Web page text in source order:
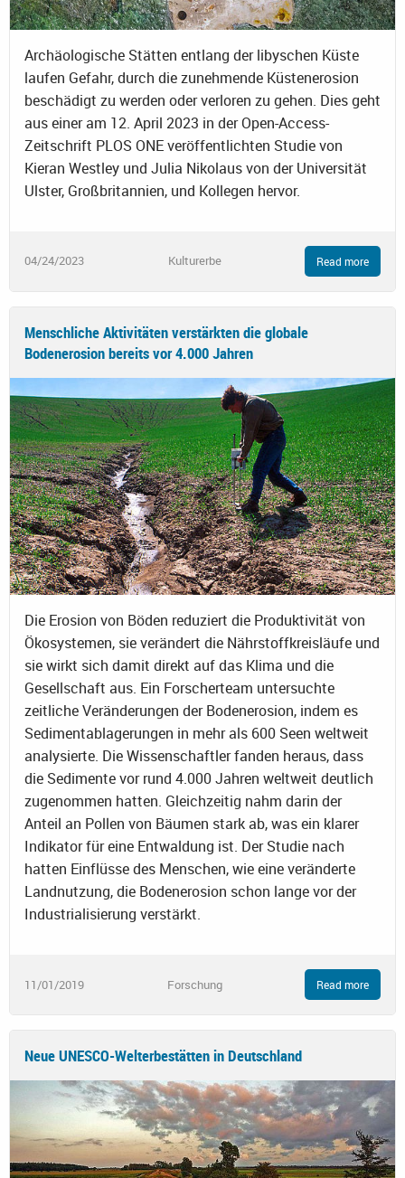
Archäologische Stätten entlang der libyschen Küste
laufen Gefahr, durch die zunehmende Küstenerosion
beschädigt zu werden oder verloren zu gehen. Dies geht
aus einer am 12. April 2023 in der Open-Access-
Zeitschrift PLOS ONE veröffentlichten Studie von
Kieran Westley und Julia Nikolaus von der Universität
Ulster, Großbritannien, und Kollegen hervor.
04/24/2023 Kulturerbe Read more
Menschliche Aktivitäten verstärkten die globale
Bodenerosion bereits vor 4.000 Jahren
Die Erosion von Böden reduziert die Produktivität von
Ökosystemen, sie verändert die Nährstoffkreisläufe und
sie wirkt sich damit direkt auf das Klima und die
Gesellschaft aus. Ein Forscherteam untersuchte
zeitliche Veränderungen der Bodenerosion, indem es
Sedimentablagerungen in mehr als 600 Seen weltweit
analysierte. Die Wissenschaftler fanden heraus, dass
die Sedimente vor rund 4.000 Jahren weltweit deutlich
zugenommen hatten. Gleichzeitig nahm darin der
Anteil an Pollen von Bäumen stark ab, was ein klarer
Indikator für eine Entwaldung ist. Der Studie nach
hatten Einflüsse des Menschen, wie eine veränderte
Landnutzung, die Bodenerosion schon lange vor der
Industrialisierung verstärkt.
11/01/2019 Forschung Read more
Neue UNESCO-Welterbestätten in Deutschland